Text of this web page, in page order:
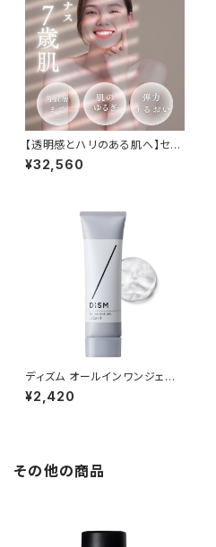
【透明感とハリのある肌へ】セル
ケア GFプレミアム 5点スキンケ
アセット
¥32,560
ディズム オールインワンジェル
ライト （さっぱりタイプ） 90g
¥2,420
その他の商品